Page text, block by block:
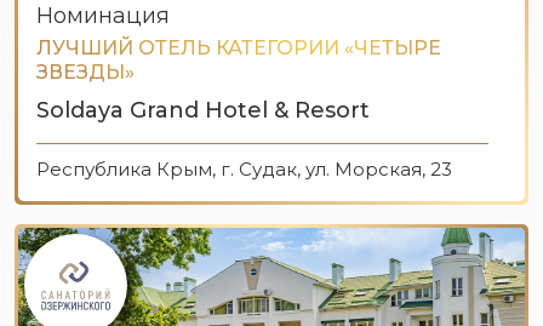
Номинация
ЛУЧШИЙ ОТЕЛЬ КАТЕГОРИИ «ЧЕТЫРЕ
ЗВЕЗДЫ»
Soldaya Grand Hotel & Resort
Республика Крым, г. Судак, ул. Морская, 23